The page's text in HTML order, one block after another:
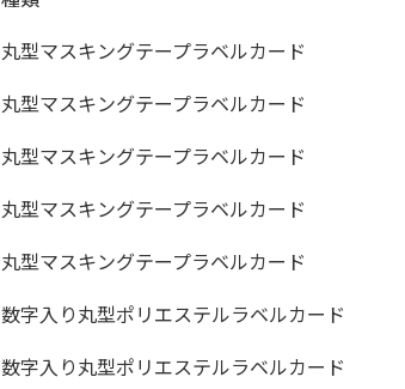
丸型マスキングテープラベルカード
丸型マスキングテープラベルカード
丸型マスキングテープラベルカード
丸型マスキングテープラベルカード
丸型マスキングテープラベルカード
数字入り丸型ポリエステルラベルカード
数字入り丸型ポリエステルラベルカード